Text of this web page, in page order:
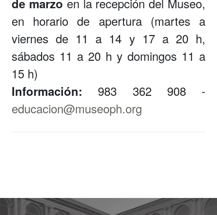
de marzo
en horario de apertura (martes a
viernes de 11 a 14 y 17 a 20 h,
sábados 11 a 20 h y domingos 11 a
15 h)
Información: 983 362 908 -
educacion@museoph.org